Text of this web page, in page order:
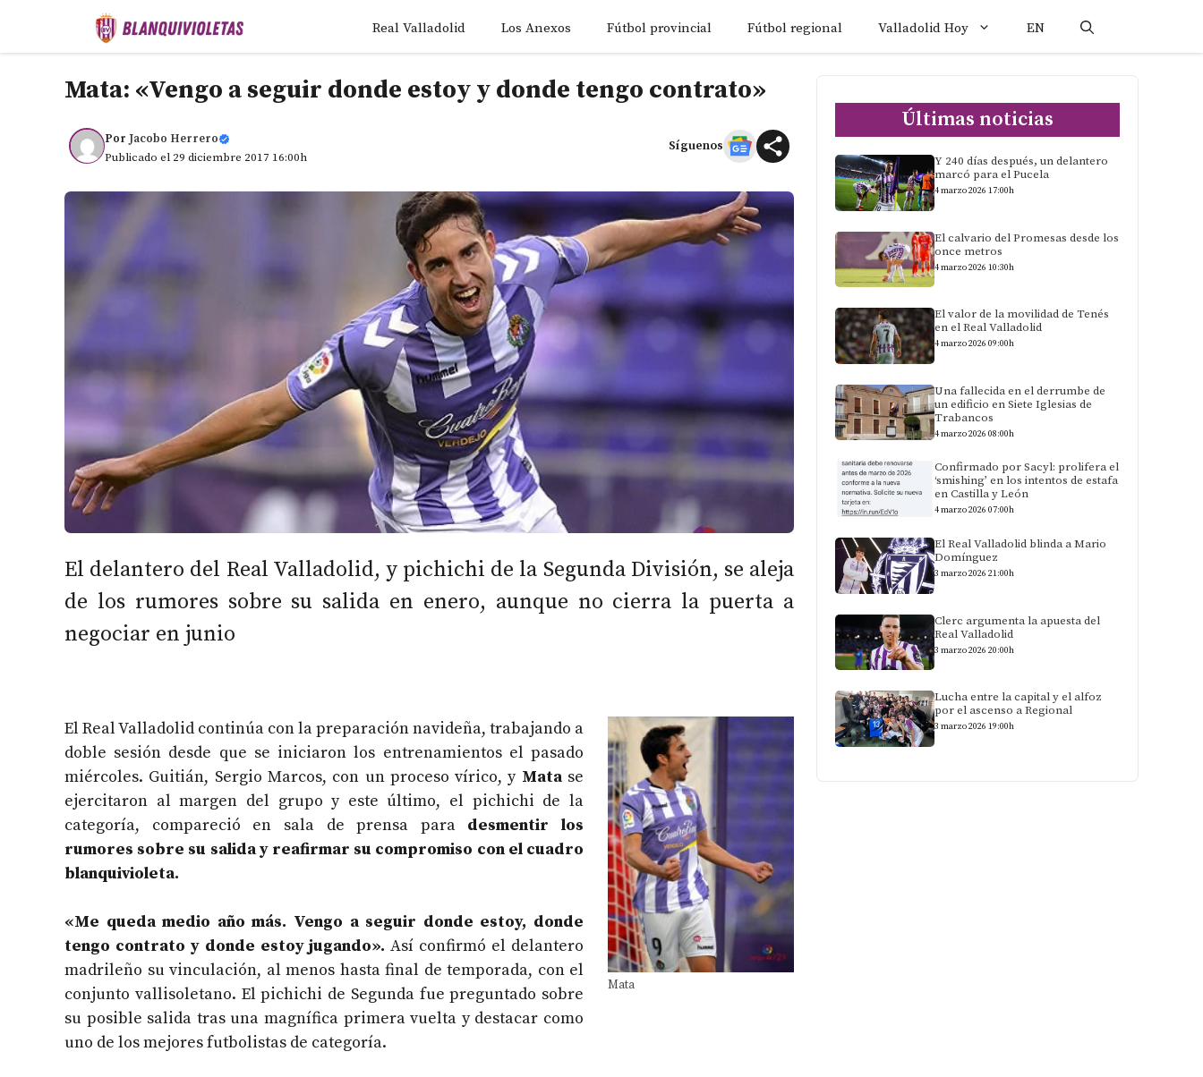
Real Valladolid Los Anexos Fútbol provincial Fútbol regional Valladolid Hoy EN
Mata: «Vengo a seguir donde estoy y donde tengo contrato»
Por Jacobo Herrero
Publicado el 29 diciembre 2017 16:00h
Síguenos
El delantero del Real Valladolid, y pichichi de la Segunda División, se aleja
de los rumores sobre su salida en enero, aunque no cierra la puerta a
negociar en junio
Mata
El Real Valladolid continúa con la preparación navideña, trabajando a
doble sesión desde que se iniciaron los entrenamientos el pasado
miércoles. Guitián, Sergio Marcos, con un proceso vírico, y Matase
ejercitaron al margen del grupo y este último, el pichichi de la
categoría, compareció en sala de prensa para desmentir los
rumores sobre su salida y reafirmar su compromiso con el cuadro
blanquivioleta.
«Me queda medio año más. Vengo a seguir donde estoy, donde
tengo contrato y donde estoy jugando». Así confirmó el delantero
madrileño su vinculación, al menos hasta final de temporada, con el
conjunto vallisoletano. El pichichi de Segunda fue preguntado sobre
su posible salida tras una magnífica primera vuelta y destacar como
uno de los mejores futbolistas de categoría.
Últimas noticias
Y 240 días después, un delantero
marcó para el Pucela
4 marzo 2026 17:00h
El calvario del Promesas desde los
once metros
4 marzo 2026 10:30h
El valor de la movilidad de Tenés
en el Real Valladolid
4 marzo 2026 09:00h
Una fallecida en el derrumbe de
un edificio en Siete Iglesias de
Trabancos
4 marzo 2026 08:00h
Confirmado por Sacyl: prolifera el
‘smishing’ en los intentos de estafa
en Castilla y León
4 marzo 2026 07:00h
El Real Valladolid blinda a Mario
Domínguez
3 marzo 2026 21:00h
Clerc argumenta la apuesta del
Real Valladolid
3 marzo 2026 20:00h
Lucha entre la capital y el alfoz
por el ascenso a Regional
3 marzo 2026 19:00h